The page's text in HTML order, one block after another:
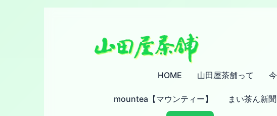
HOME 山田屋茶舗って
mountea【マウンティー】 まい茶ん新聞